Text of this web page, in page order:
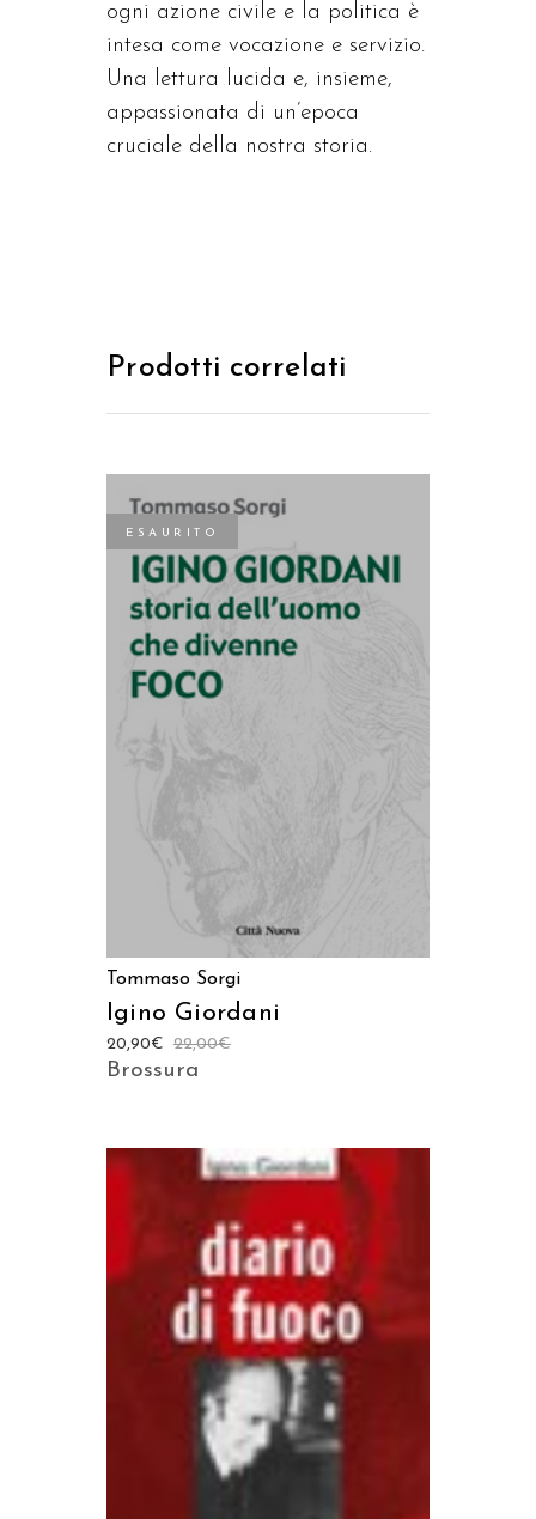
ogni azione civile e la politica è
intesa come vocazione e servizio.
Una lettura lucida e, insieme,
appassionata di un’epoca
cruciale della nostra storia.
Prodotti correlati
ESAURITO
Tommaso Sorgi
Igino Giordani
22,00€
20,90€
Brossura
AGGIUNGI AL CARRELLO